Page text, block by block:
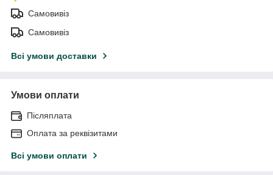
Самовивіз
Самовивіз
Всі умови доставки
Умови оплати
Післяплата
Оплата за реквізитами
Всі умови оплати